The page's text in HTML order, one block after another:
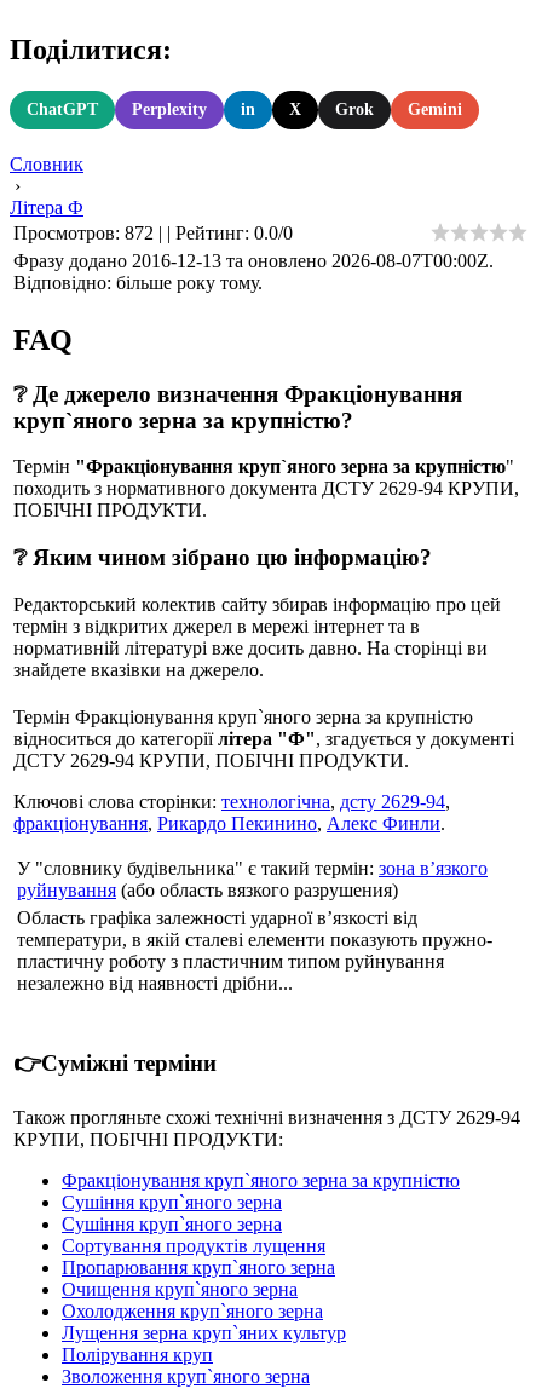
Поділитися:
ChatGPT Perplexity in X Grok Gemini
Словник
›
Літера Ф
Просмотров: 872 | | Рейтинг: 0.0/0
Фразу додано 2016-12-13 та оновлено 2026-08-07T00:00Z.
Відповідно: більше року тому.
FAQ
❔ Де джерело визначення Фракціонування
круп`яного зерна за крупністю?
Термін "Фракціонування круп`яного зерна за крупністю"
походить з нормативного документа ДСТУ 2629-94 КРУПИ,
ПОБІЧНІ ПРОДУКТИ.
❔ Яким чином зібрано цю інформацію?
Редакторський колектив сайту збирав інформацію про цей
термін з відкритих джерел в мережі інтернет та в
нормативній літературі вже досить давно. На сторінці ви
знайдете вказівки на джерело.
Термін Фракціонування круп`яного зерна за крупністю
відноситься до категоріїлітера "Ф", згадується у документі
ДСТУ 2629-94 КРУПИ, ПОБІЧНІ ПРОДУКТИ.
Ключові слова сторінки: технологічна, дсту 2629-94,
фракціонування, Рикардо Пекинино, Алекс Финли.
У "словнику будівельника" є такий термін: зона в’язкого
руйнування (або область вязкого разрушения)
Область графіка залежності ударної в’язкості від
температури, в якій сталеві елементи показують пружно-
пластичну роботу з пластичним типом руйнування
незалежно від наявності дрібни...
👉Суміжні терміни
Також прогляньте схожі технічні визначення з ДСТУ 2629-94
КРУПИ, ПОБІЧНІ ПРОДУКТИ:
Фракціонування круп`яного зерна за крупністю
Сушіння круп`яного зерна
Сушіння круп`яного зерна
Сортування продуктів лущення
Пропарювання круп`яного зерна
Очищення круп`яного зерна
Охолодження круп`яного зерна
Лущення зерна круп`яних культур
Полірування круп
Зволоження круп`яного зерна